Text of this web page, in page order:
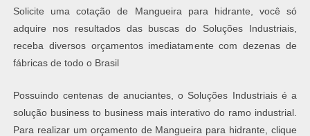
Solicite uma cotação de Mangueira para hidrante, você só
adquire nos resultados das buscas do Soluções Industriais,
receba diversos orçamentos imediatamente com dezenas de
fábricas de todo o Brasil
Possuindo centenas de anuciantes, o Soluções Industriais é a
solução business to business mais interativo do ramo industrial.
Para realizar um orçamento de Mangueira para hidrante, clique